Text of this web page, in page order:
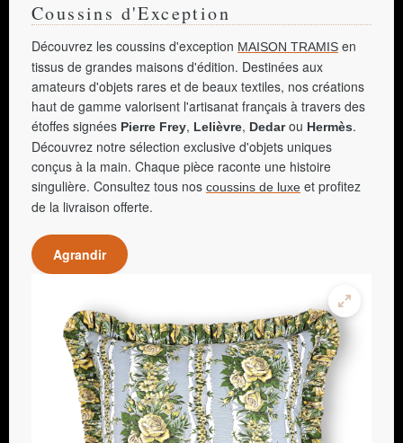
Coussins d'Exception
Découvrez les coussins d'exception MAISON TRAMIS en
tissus de grandes maisons d'édition. Destinées aux
amateurs d'objets rares et de beaux textiles, nos créations
haut de gamme valorisent l'artisanat français à travers des
étoffes signées Pierre Frey, Lelièvre, Dedarou Hermès.
Découvrez notre sélection exclusive d'objets uniques
conçus à la main. Chaque pièce raconte une histoire
singulière. Consultez tous nos coussins de luxe et profitez
de la livraison offerte.
Agrandir